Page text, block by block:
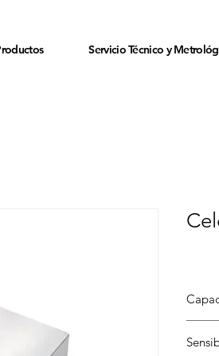
Servicio Técnico y